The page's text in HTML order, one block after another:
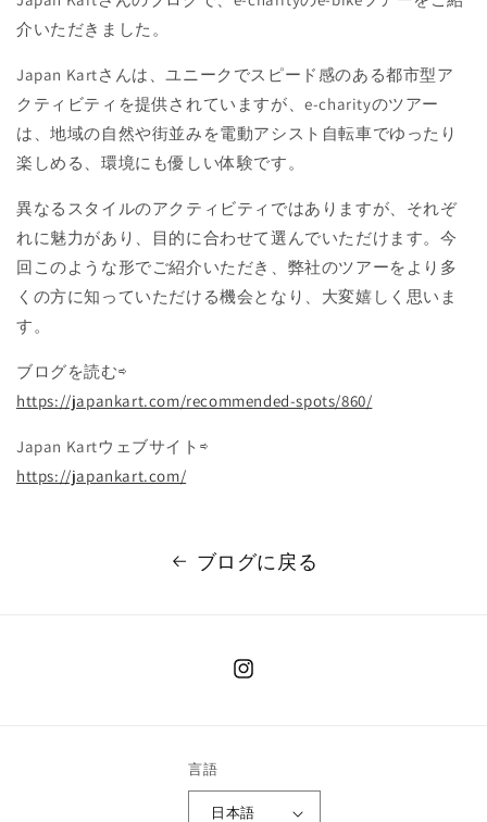
介いただきました。
Japan Kartさんは、ユニークでスピード感のある都市型ア
クティビティを提供されていますが、e-charityのツアー
は、地域の自然や街並みを電動アシスト自転車でゆったり
楽しめる、環境にも優しい体験です。
異なるスタイルのアクティビティではありますが、それぞ
れに魅力があり、目的に合わせて選んでいただけます。今
回このような形でご紹介いただき、弊社のツアーをより多
くの方に知っていただける機会となり、大変嬉しく思いま
す。
ブログを読む⇨
https://japankart.com/recommended-spots/860/
Japan Kartウェブサイト⇨
https://japankart.com/
ブログに戻る
Instagram
言語
日本語